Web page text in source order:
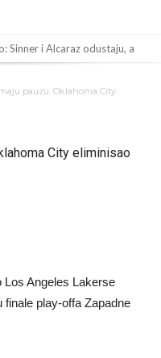
Sinner i Alcaraz odustaju, a
Madrid. Ovo su tri nova
miliona eura?
nasilje. Prijeti mu 18 mjeseci
pauzu: Oklahoma City
City eliminisao
Los Angeles Lakerse
play-offa Zapadne